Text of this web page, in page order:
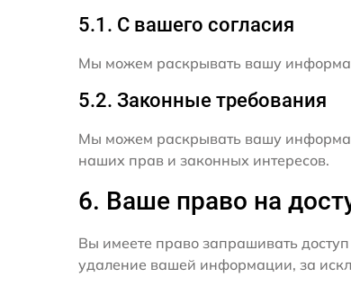
5.1. С вашего согласия
Мы можем раскрывать вашу
5.2. Законные требования
Мы можем раскрывать вашу
наших прав и законных интересов.
6. Ваше право на
Вы имеете право запрашивать
удаление вашей информации, за